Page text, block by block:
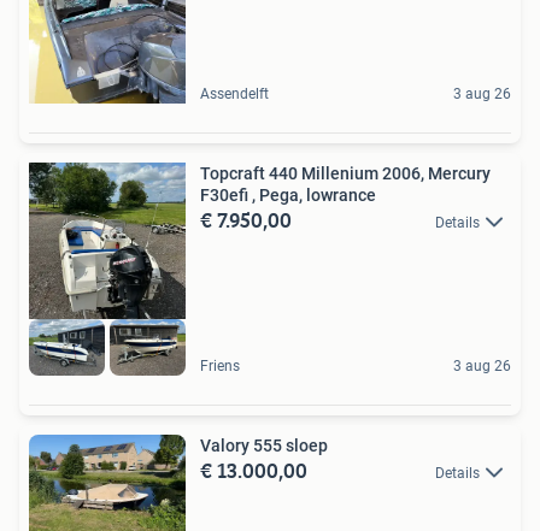
Assendelft 3 aug 26
Topcraft 440 Millenium 2006, Mercury
F30efi , Pega, lowrance
€ 7.950,00 Details
Friens 3 aug 26
Valory 555 sloep
€ 13.000,00 Details